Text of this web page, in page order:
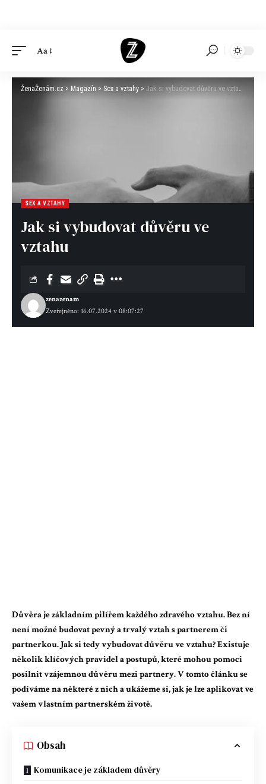
Aa
ŽenaŽenám.cz > Magazín > Sex a vztahy > Jak si vybudovat důvěru ve vztahu
SEX A VZTAHY
Jak si vybudovat důvěru ve
vztahu
Zveřejněno: 16.07.2024 v 08:07:27
zenazenam
Důvěra je základním pilířem každého zdravého vztahu. Bez ní
není možné budovat pevný a trvalý vztah s partnerem či
partnerkou. Jak si tedy vybudovat důvěru ve vztahu? Existuje
několik klíčových pravidel a postupů, které mohou pomoci
posilnit vzájemnou důvěru mezi partnery. V tomto článku se
podíváme na některé z nich a ukážeme si, jak je lze aplikovat ve
vašem vlastním partnerském životě.
Obsah
Komunikace je základem důvěry